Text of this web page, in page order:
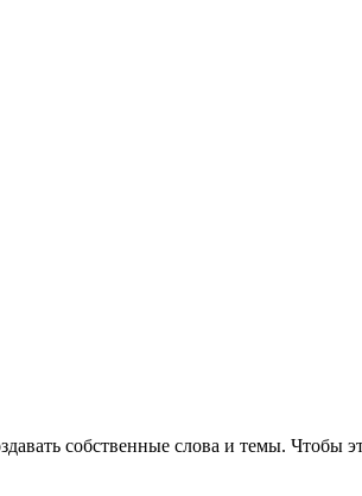
собственные слова и темы. Чтобы